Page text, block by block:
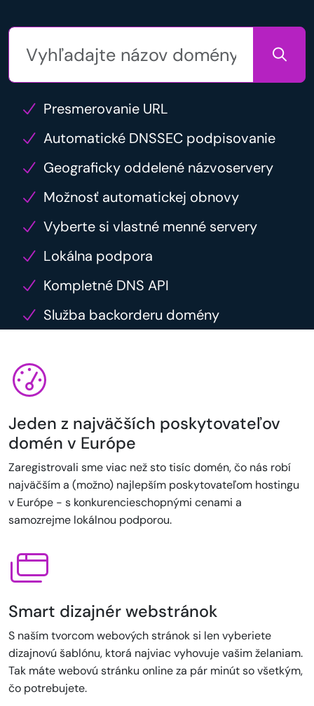
Presmerovanie URL
Automatické DNSSEC podpisovanie
Geograficky oddelené názvoservery
Možnosť automatickej obnovy
Vyberte si vlastné menné servery
Lokálna podpora
Kompletné DNS API
Služba backorderu domény
Jeden z najväčších poskytovateľov
domén v Európe
Zaregistrovali sme viac než sto tisíc domén, čo nás robí
najväčším a (možno) najlepším poskytovateľom hostingu
v Európe - s konkurencieschopnými cenami a
samozrejme lokálnou podporou.
Smart dizajnér webstránok
S naším tvorcom webových stránok si len vyberiete
dizajnovú šablónu, ktorá najviac vyhovuje vašim želaniam.
Tak máte webovú stránku online za pár minút so všetkým,
čo potrebujete.